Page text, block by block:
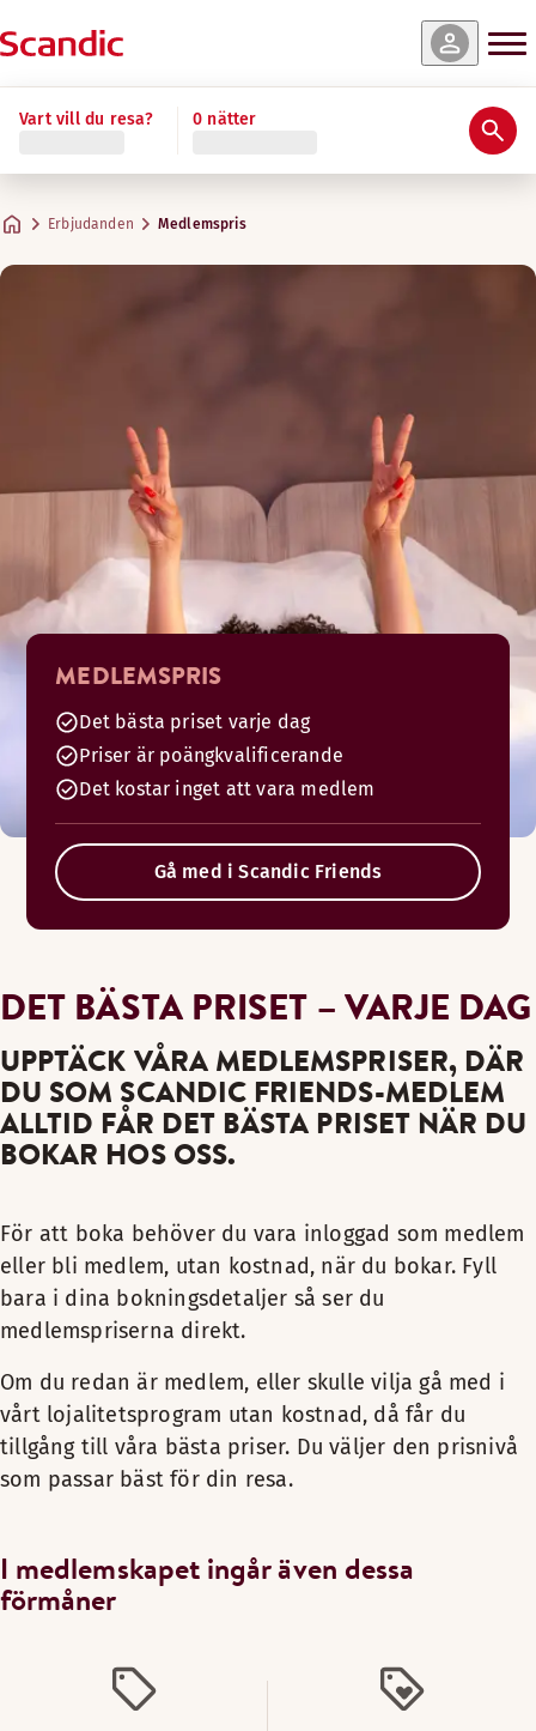
Vart vill du resa? 0 nätter
Erbjudanden Medlemspris
MEDLEMSPRIS
Det bästa priset varje dag
Priser är poängkvalificerande
Det kostar inget att vara medlem
Gå med i Scandic Friends
DET BÄSTA PRISET – VARJE DAG
UPPTÄCK VÅRA MEDLEMSPRISER, DÄR
DU SOM SCANDIC FRIENDS-MEDLEM
ALLTID FÅR DET BÄSTA PRISET NÄR DU
BOKAR HOS OSS.
För att boka behöver du vara inloggad som medlem
eller bli medlem, utan kostnad, när du bokar. Fyll
bara i dina bokningsdetaljer så ser du
medlemspriserna direkt.
Om du redan är medlem, eller skulle vilja gå med i
vårt lojalitetsprogram utan kostnad, då får du
tillgång till våra bästa priser. Du väljer den prisnivå
som passar bäst för din resa.
I medlemskapet ingår även dessa
förmåner